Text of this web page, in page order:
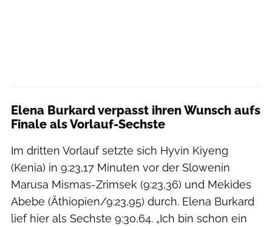
Elena Burkard verpasst ihren Wunsch aufs
Finale als Vorlauf-Sechste
Im dritten Vorlauf setzte sich Hyvin Kiyeng
(Kenia) in 9:23,17 Minuten vor der Slowenin
Marusa Mismas-Zrimsek (9:23,36) und Mekides
Abebe (Äthiopien/9:23,95) durch. Elena Burkard
lief hier als Sechste 9:30,64. „Ich bin schon ein